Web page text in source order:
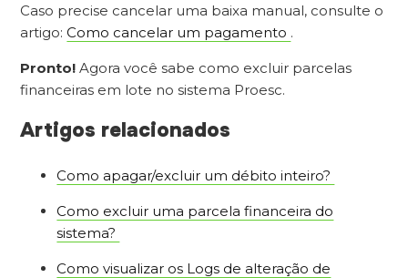
Caso precise cancelar uma baixa manual, consulte o
artigo:Como cancelar um pagamento .
Pronto! Agora você sabe como excluir parcelas
financeiras em lote no sistema Proesc.
Artigos relacionados
Como apagar/excluir um débito inteiro?
Como excluir uma parcela financeira do
sistema?
Como visualizar os Logs de alteração de